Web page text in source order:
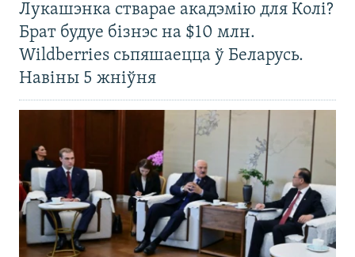
Лукашэнка стварае акадэмію для Колі?
Брат будуе бізнэс на $10 млн.
Wildberries сьпяшаецца ў Беларусь.
Навіны 5 жніўня